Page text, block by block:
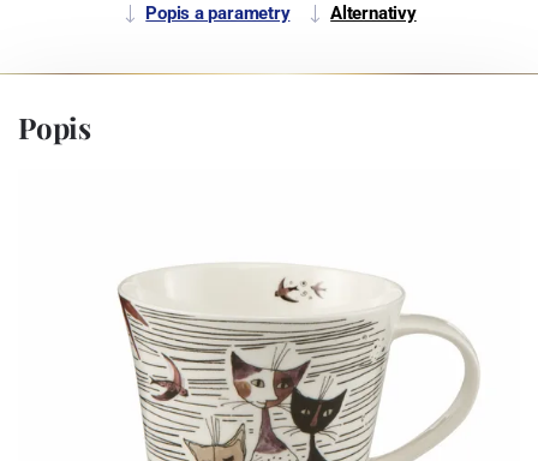
Popis a parametry Alternativy
Popis